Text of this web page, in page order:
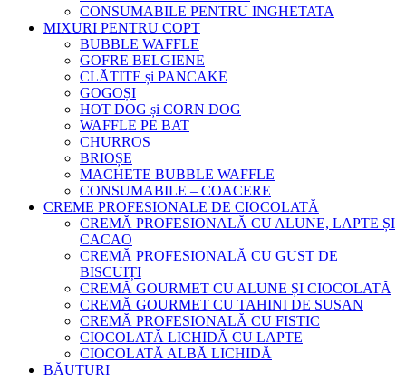
CONSUMABILE PENTRU INGHETATA
MIXURI PENTRU COPT
BUBBLE WAFFLE
GOFRE BELGIENE
CLĂTITE și PANCAKE
GOGOȘI
HOT DOG și CORN DOG
WAFFLE PE BAT
CHURROS
BRIOȘE
MACHETE BUBBLE WAFFLE
CONSUMABILE – COACERE
CREME PROFESIONALE DE CIOCOLATĂ
CREMĂ PROFESIONALĂ CU ALUNE, LAPTE ȘI
CACAO
CREMĂ PROFESIONALĂ CU GUST DE
BISCUIȚI
CREMĂ GOURMET CU ALUNE ȘI CIOCOLATĂ
CREMĂ GOURMET CU TAHINI DE SUSAN
CREMĂ PROFESIONALĂ CU FISTIC
CIOCOLATĂ LICHIDĂ CU LAPTE
CIOCOLATĂ ALBĂ LICHIDĂ
BĂUTURI